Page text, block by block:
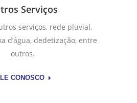
Serviços
serviços, rede pluvial,
d’água, dedetização, entre
outros.
CONOSCO